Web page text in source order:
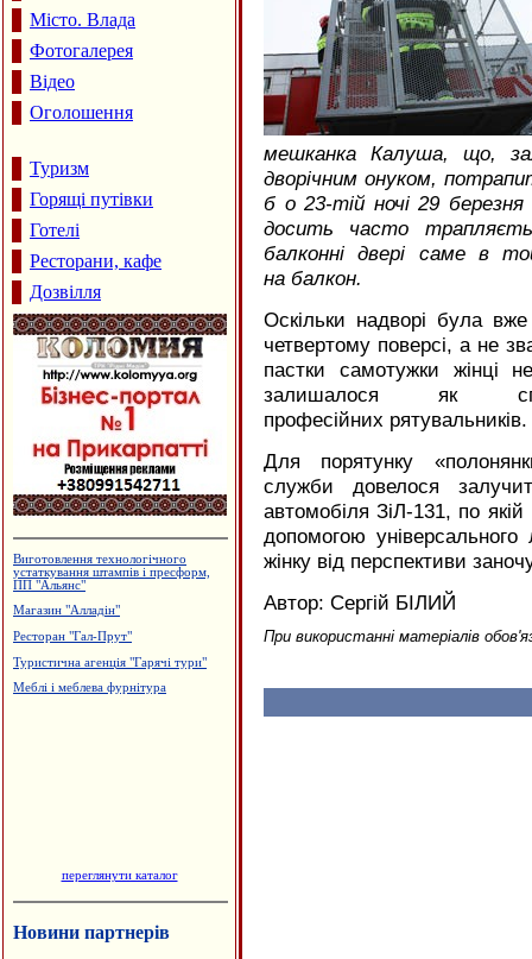
Місто. Влада
Фотогалерея
Відео
Оголошення
Туризм
Горящі путівки
Готелі
Ресторани, кафе
Дозвілля
Турецька баня, сауна "Магнолія"
Лікувально-діагностичний центр
переглянути каталог
Новини партнерів
мешканка Калуша, що,
дворічним онуком,
б о 23-тій ночі 29
досить часто
балконні двері саме в
на балкон.
Оскільки надворі була
четвертому поверсі, а не
пастки самотужки жінці
залишалося як
професійних рятувальників.
Для порятунку
служби довелося
автомобіля ЗіЛ-131, по
допомогою
жінку від перспективи
Автор: Сергій БІЛИЙ
При використанні матеріалів